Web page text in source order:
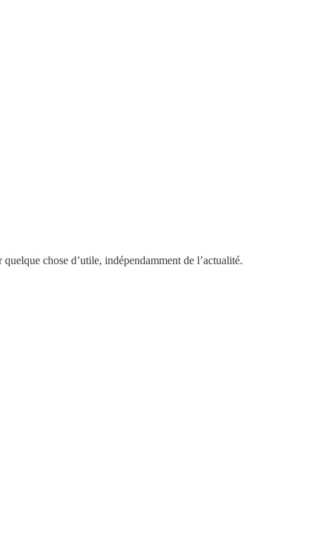
chose d’utile, indépendamment de l’actualité.